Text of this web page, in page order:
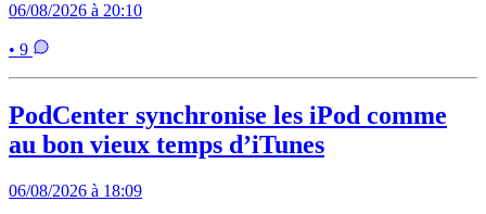
06/08/2026 à 20:10
• 9
PodCenter synchronise les iPod comme
au bon vieux temps d’iTunes
06/08/2026 à 18:09